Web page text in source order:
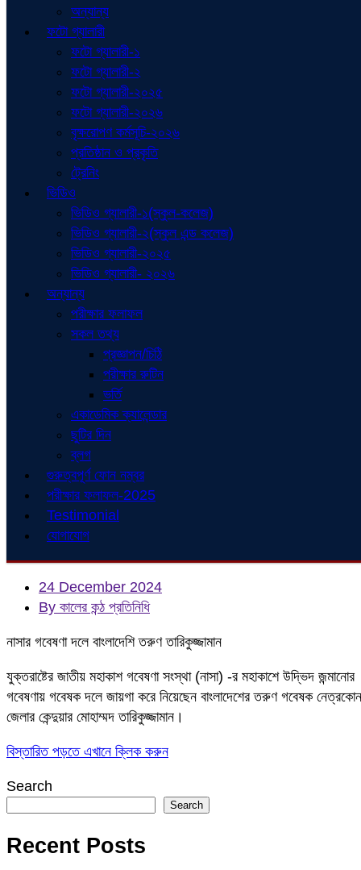
অন্যান্য
ফটো গ্যালারী
ফটো গ্যালারী-১
ফটো গ্যালারী-২
ফটো গ্যালারী-২০২৫
ফটো গ্যালারী-২০২৬
বৃক্ষরোপণ কর্মসূচি-২০২৬
প্রতিষ্ঠান ও প্রকৃতি
ট্রেনিং
ভিডিও
ভিডিও গ্যালারী-১(স্কুল-কলেজ)
ভিডিও গ্যালারী-২(স্কুল এন্ড কলেজ)
ভিডিও গ্যালারী-২০২৫
ভিডিও গ্যালারী- ২০২৬
অন্যান্য
পরীক্ষার ফলাফল
সকল তথ্য
প্রজ্ঞাপন/চিঠি
পরীক্ষার রুটিন
ভর্তি
একাডেমিক ক্যালেন্ডার
ছুটির দিন
ব্লগ
গুরুত্বপূর্ণ ফোন নম্বর
পরীক্ষার ফলাফল-2025
Testimonial
যোগাযোগ
24 December 2024
By কালের কন্ঠ প্রতিনিধি
নাসার গবেষণা দলে বাংলাদেশি তরুণ তারিকুজ্জামান
যুক্তরাষ্টের জাতীয় মহাকাশ গবেষণা সংস্থা (নাসা) -র মহাকাশে উদ্ভিদ জন্মানোর
গবেষণায় গবেষক দলে জায়গা করে নিয়েছেন বাংলাদেশের তরুণ গবেষক
জেলার কেন্দুয়ার মোহাম্মদ তারিকুজ্জামান।
বিস্তারিত পড়তে এখানে ক্লিক করুন
Search
Search
Recent Posts